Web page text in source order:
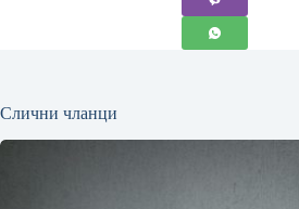
Слични чланци